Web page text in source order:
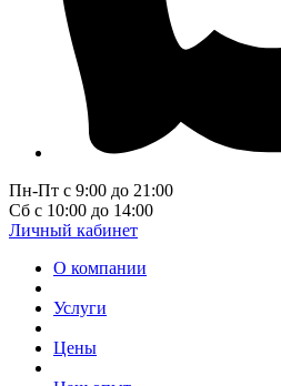
Пн-Пт с 9:00 до 21:00
Сб с 10:00 до 14:00
Личный кабинет
О компании
Услуги
Цены